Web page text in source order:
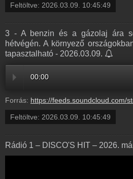
Feltöltve: 2026.03.09. 10:45:49
3 - A benzin és a gázolaj ára
hétvégén. A környező
tapasztalható - 2026.03.09.
00:00
Forrás: https://feeds.soundcloud.com/stream/2280120020-balazsek-3-a-benzin-es-a-gazolaj-ara-sokkal-magasabb-lesz-a-hetvegen-a-kornyezo-orszagokban-is-komoly-
Feltöltve: 2026.03.09. 10:45:49
Rádió 1 – DISCO'S HIT – 2026.